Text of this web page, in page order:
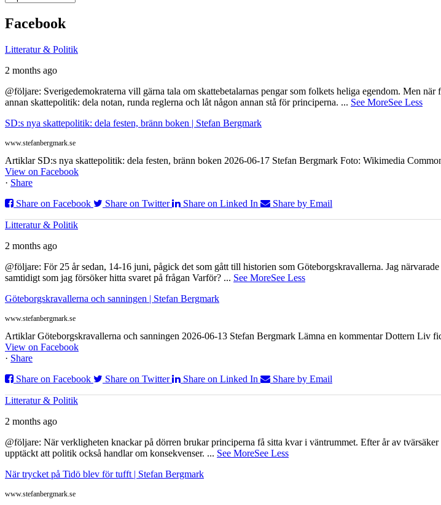
Facebook
Litteratur & Politik
2 months ago
@följare: Sverigedemokraterna vill gärna tala om skattebetalarnas pengar som folkets heliga egendom. Men
annan skattepolitik: dela notan, runda reglerna och låt någon annan stå för principerna. ... See MoreSee Less
SD:s nya skattepolitik: dela festen, bränn boken | Stefan Bergmark
www.stefanbergmark.se
Artiklar SD:s nya skattepolitik: dela festen, bränn boken 2026-06-17 Stefan Bergmark Foto: Wikimedia
View on Facebook
· Share
Share on Facebook
Share on Twitter Share on Linked In Share by Email
Litteratur & Politik
2 months ago
@följare: För 25 år sedan, 14-16 juni, pågick det som gått till historien som Göteborgskravallerna. Jag
samtidigt som jag försöker hitta svaret på frågan Varför? ... See MoreSee Less
Göteborgskravallerna och sanningen | Stefan Bergmark
www.stefanbergmark.se
Artiklar Göteborgskravallerna och sanningen 2026-06-13 Stefan Bergmark Lämna en kommentar Dottern Liv
View on Facebook
· Share
Share on Facebook
Share on Twitter Share on Linked In Share by Email
Litteratur & Politik
2 months ago
@följare: När verkligheten knackar på dörren brukar principerna få sitta kvar i väntrummet. Efter år av
upptäckt att politik också handlar om konsekvenser. ... See MoreSee Less
När trycket på Tidö blev för tufft | Stefan Bergmark
www.stefanbergmark.se